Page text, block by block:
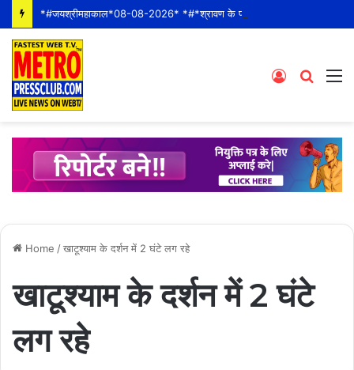
Search
Log
Home /खाटूश्याम के दर्शन में 2 घंटे लग रहे
खाटूश्याम के दर्शन में 2 घंटे
लग रहे